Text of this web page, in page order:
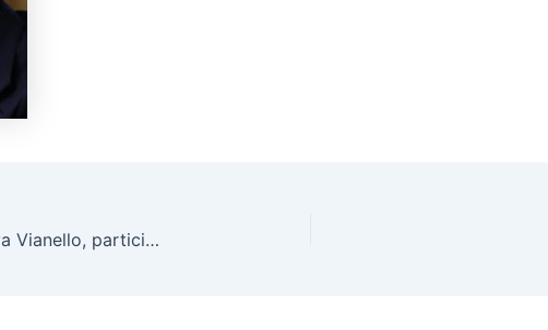
El Consejero Presidente, Lorenzo Córdova Vianello, participó en la 7ma Feria Internacional del Libro del TEPJF